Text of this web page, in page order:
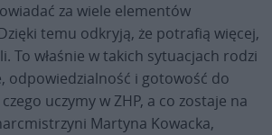
za wiele elementów
temu odkryją, że potrafią więcej,
To właśnie w takich sytuacjach rodzi
odpowiedzialność i gotowość do
uczymy w ZHP, a co zostaje na
Martyna Kowacka,